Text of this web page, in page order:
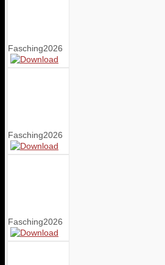
Fasching2026
Fasching2026
Fasching2026